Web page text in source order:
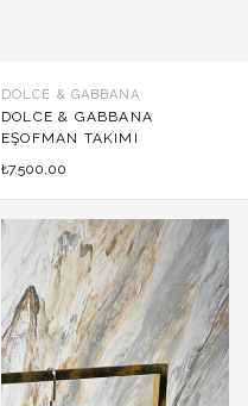
DOLCE & GABBANA
DOLCE & GABBANA
EŞOFMAN TAKIMI
₺7.500,00